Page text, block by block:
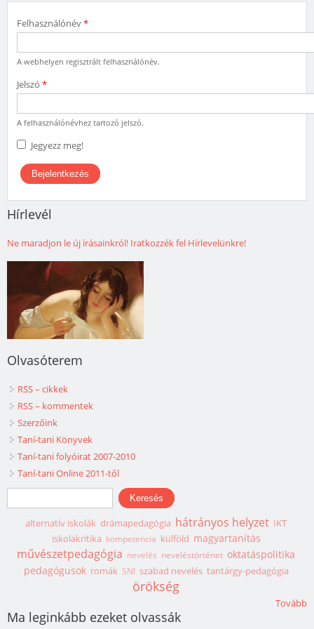
Felhasználónév*
A webhelyen regisztrált felhasználónév.
Jelszó *
A felhasználónévhez tartozó jelszó.
Jegyezz meg!
Hírlevél
Ne maradjon le új írásainkról! Iratkozzék fel Hírlevelünkre!
Olvasóterem
RSS – cikkek
RSS – kommentek
Szerzőink
Taní-tani Könyvek
Taní-tani folyóirat 2007-2010
Taní-tani Online 2011-től
Keresés űrlap
Keresés
alternatív iskolák drámapedagógia hátrányos helyzet IKT
iskolakritika kompetencia külföld magyartanítás
művészetpedagógia nevelés neveléstörténet oktatáspolitika
pedagógusok romák SNI szabad nevelés tantárgy-pedagógia
örökség
Tovább
Ma leginkább ezeket olvassák